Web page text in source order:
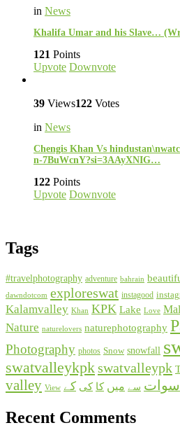
in News
Khalifa Umar and his Slave…
121 Points
Upvote Downvote
39 Views122 Votes
in News
Chengis Khan Vs
n-7BuWcnY?si=3AAyXNIG…
122 Points
Upvote Downvote
Tags
#travelphotography adventure bahrain
dawndotcom exploreswat instagood
Kalamvalley Khan KPK Lake Love
Nature naturelovers naturephotography
Photography photos Snow snowfall
swatvalleykpkswatvalleypk
valley View سوات سے میں کا کی کے
Recent Comments